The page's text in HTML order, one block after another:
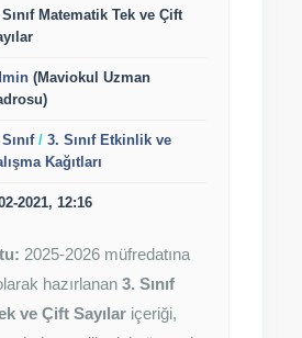
Matematik Tek ve Çift
(Maviokul Uzman
/ 3. Sınıf Etkinlik ve
Kağıtları
2021, 12:16
2025-2026 müfredatına
hazırlanan 3. Sınıf
ve Çift Sayılar içeriği,